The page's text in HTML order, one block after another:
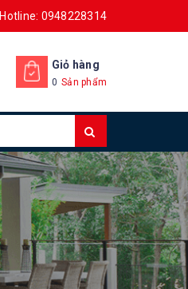
Hotline: 0948228314
Giỏ hàng
0 Sản phẩm